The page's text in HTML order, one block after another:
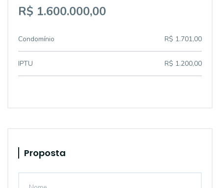
R$ 1.600.000,00
Condomínio R$ 1.701,00
IPTU R$ 1.200,00
Proposta